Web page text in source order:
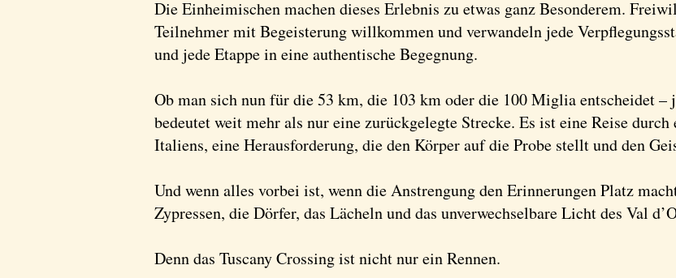
Die Einheimischen machen dieses Erlebnis zu etwas ganz Besonderem.
Teilnehmer mit Begeisterung willkommen und verwandeln jede
und jede Etappe in eine authentische Begegnung.
Ob man sich nun für die 53 km, die 103 km oder die 100 Miglia entscheidet –
bedeutet weit mehr als nur eine zurückgelegte Strecke. Es ist eine Reise
Italiens, eine Herausforderung, die den Körper auf die Probe stellt und den
Und wenn alles vorbei ist, wenn die Anstrengung den Erinnerungen Platz
Zypressen, die Dörfer, das Lächeln und das unverwechselbare Licht des Val
Denn das Tuscany Crossing ist nicht nur ein Rennen.